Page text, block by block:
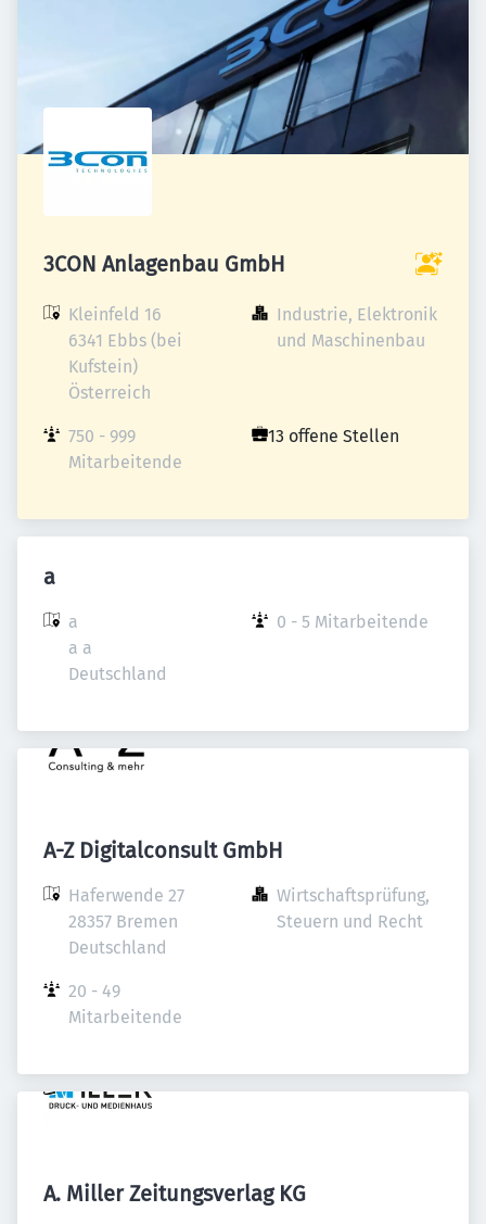
3CON Anlagenbau GmbH
Kleinfeld 16
6341 Ebbs (bei
Kufstein)
Österreich
Industrie, Elektronik
und Maschinenbau
750 - 999
Mitarbeitende
13 offene Stellen
a
a
a a
Deutschland
0 - 5 Mitarbeitende
A-Z Digitalconsult GmbH
Haferwende 27
28357 Bremen
Deutschland
Wirtschaftsprüfung,
Steuern und Recht
20 - 49
Mitarbeitende
A. Miller Zeitungsverlag KG